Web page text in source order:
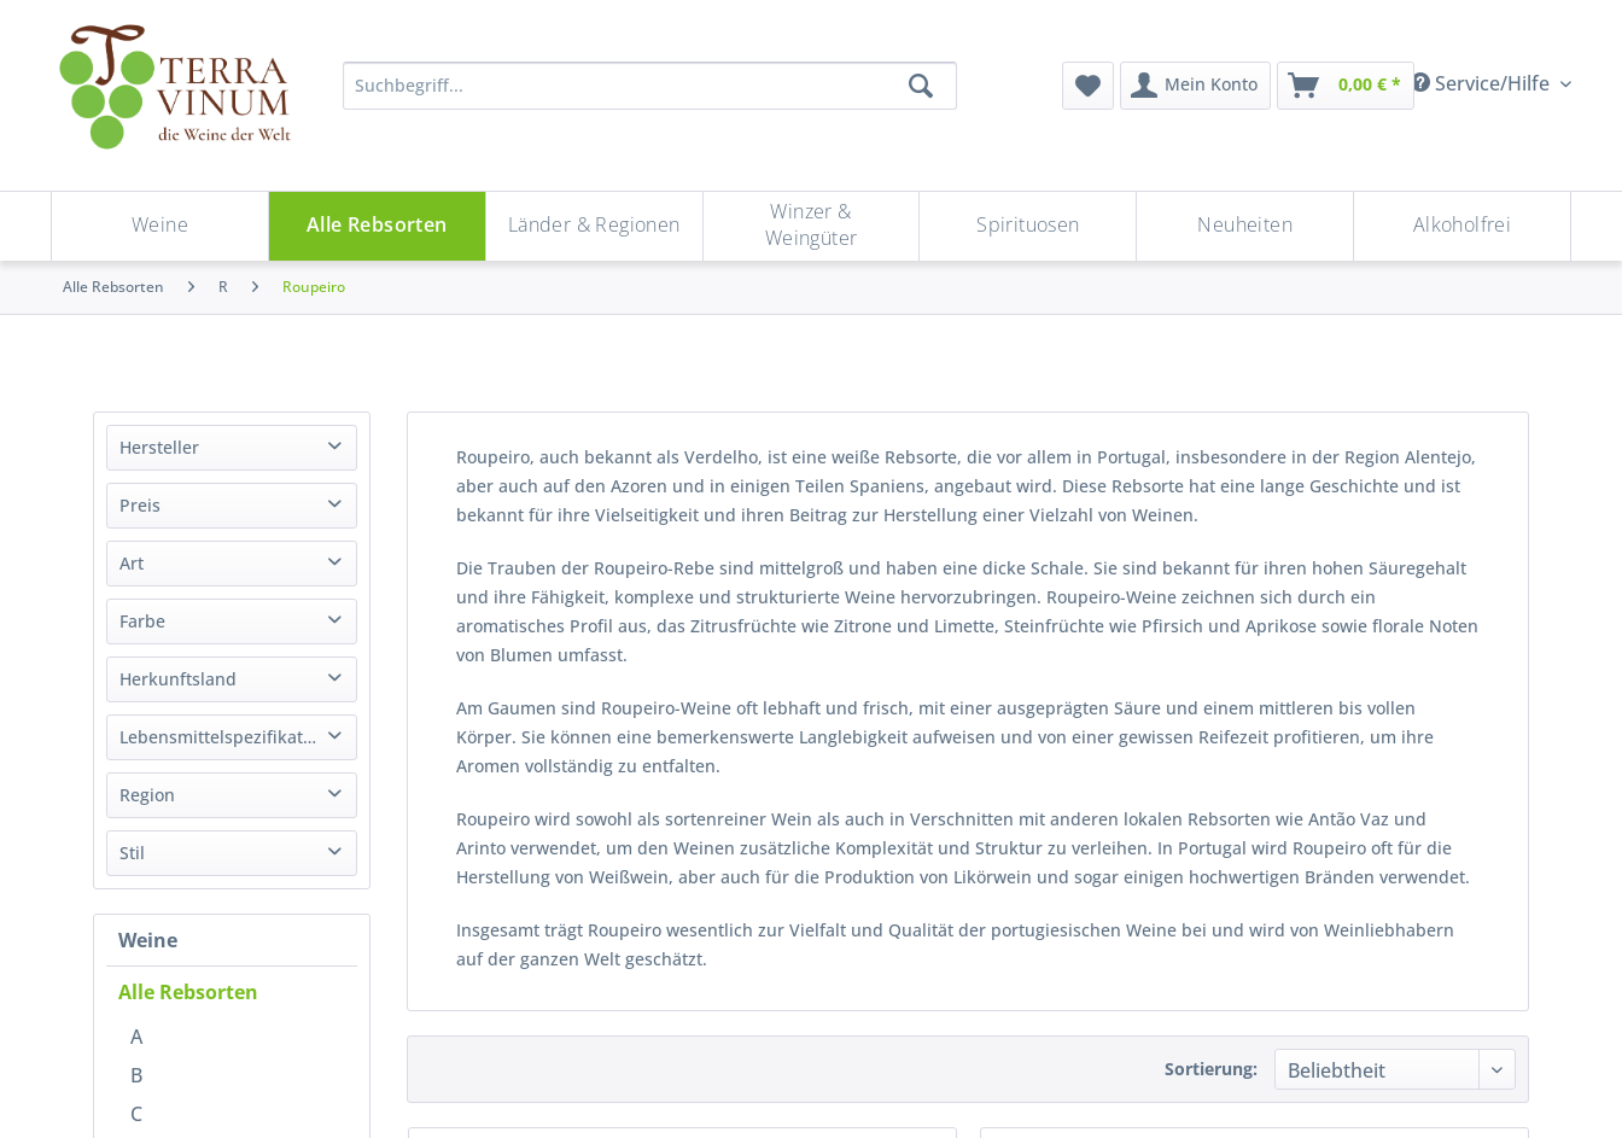
Service/Hilfe
Mein Konto 0,00 € *
Weine Alle Rebsorten Länder & Regionen
Winzer &
Weingüter
Spirituosen Neuheiten Alkoholfrei
Alle Rebsorten R Roupeiro
Hersteller
Antinori - Santa Cristina
Esporão
Henriques & Henriques Vinhos SA
Justino's Madeira
Laborie Estate
Mainova
Quinta do Carmo
Preis
von6,58 €bis33,99 €
Art
Likörwein
Südwein
Wein
Farbe
Weiß
Herkunftsland
Italien
Portugal
Südafrika
Lebensmittelspezifikation
Bio
Vegan
Region
Alentejano
Alentejo
Toskana
Western Cape
Stil
Trocken
Halbtrocken
Süß
Weine
Alle Rebsorten
A
B
C
Roupeiro, auch bekannt als Verdelho, ist eine weiße Rebsorte, die vor allem in Portugal, insbesondere in der Region Alentejo,
aber auch auf den Azoren und in einigen Teilen Spaniens, angebaut wird. Diese Rebsorte hat eine lange Geschichte und ist
bekannt für ihre Vielseitigkeit und ihren Beitrag zur Herstellung einer Vielzahl von Weinen.
Die Trauben der Roupeiro-Rebe sind mittelgroß und haben eine dicke Schale. Sie sind bekannt für ihren hohen Säuregehalt
und ihre Fähigkeit, komplexe und strukturierte Weine hervorzubringen. Roupeiro-Weine zeichnen sich durch ein
aromatisches Profil aus, das Zitrusfrüchte wie Zitrone und Limette, Steinfrüchte wie Pfirsich und Aprikose sowie florale Noten
von Blumen umfasst.
Am Gaumen sind Roupeiro-Weine oft lebhaft und frisch, mit einer ausgeprägten Säure und einem mittleren bis vollen
Körper. Sie können eine bemerkenswerte Langlebigkeit aufweisen und von einer gewissen Reifezeit profitieren, um ihre
Aromen vollständig zu entfalten.
Roupeiro wird sowohl als sortenreiner Wein als auch in Verschnitten mit anderen lokalen Rebsorten wie Antão Vaz und
Arinto verwendet, um den Weinen zusätzliche Komplexität und Struktur zu verleihen. In Portugal wird Roupeiro oft für die
Herstellung von Weißwein, aber auch für die Produktion von Likörwein und sogar einigen hochwertigen Bränden verwendet.
Insgesamt trägt Roupeiro wesentlich zur Vielfalt und Qualität der portugiesischen Weine bei und wird von Weinliebhabern
auf der ganzen Welt geschätzt.
Sortierung: